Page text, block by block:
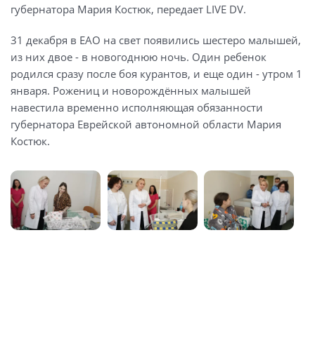
губернатора Мария Костюк, передает LIVE DV.
31 декабря в ЕАО на свет появились шестеро малышей,
из них двое - в новогоднюю ночь. Один ребенок
родился сразу после боя курантов, и еще один - утром 1
января. Рожениц и новорождённых малышей
навестила временно исполняющая обязанности
губернатора Еврейской автономной области Мария
Костюк.